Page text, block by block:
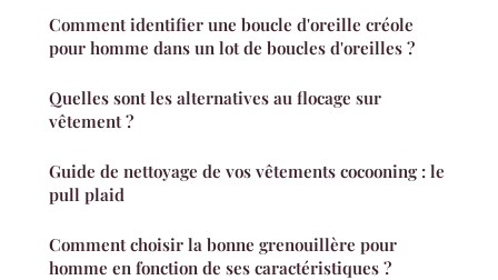
Comment identifier une boucle d'oreille créole
pour homme dans un lot de boucles d'oreilles ?
Quelles sont les alternatives au flocage sur
vêtement ?
Guide de nettoyage de vos vêtements cocooning : le
pull plaid
Comment choisir la bonne grenouillère pour
homme en fonction de ses caractéristiques ?